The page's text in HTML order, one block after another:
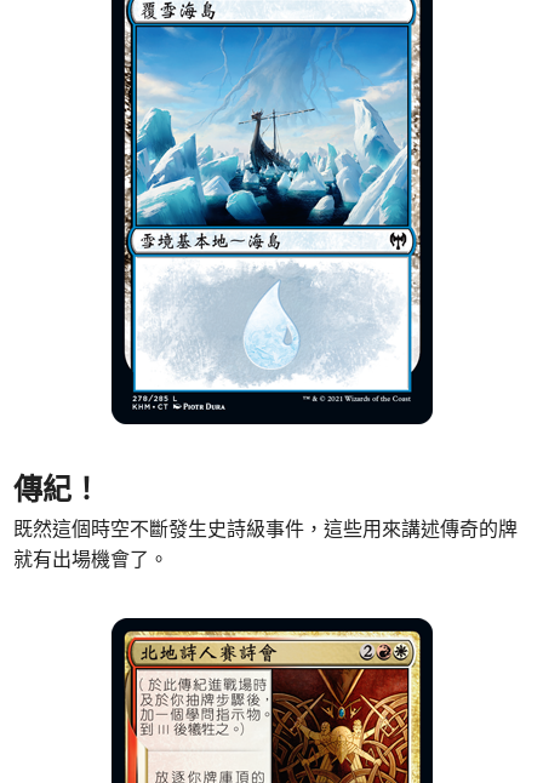
傳紀！
既然這個時空不斷發生史詩級事件，這些用來講述傳奇的牌
就有出場機會了。